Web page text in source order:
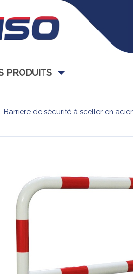
PRODUITS
Barrière de sécurité à sceller en acier